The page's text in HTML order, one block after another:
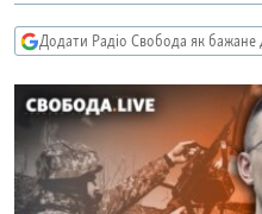
пошуку
СПОРТ
УКРАЇНА
СВІТ
КРИМ.РЕАЛІЇ
ТИ ЯК?
СХЕМИ
КИТАЙ.ВИКЛИКИ
МУЛЬТИМЕДІА
Додати Радіо Свобода як бажане